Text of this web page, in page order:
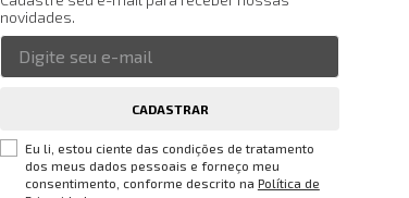
novidades.
CADASTRAR
Eu li, estou ciente das condições de tratamento
dos meus dados pessoais e forneço meu
consentimento, conforme descrito na Política de